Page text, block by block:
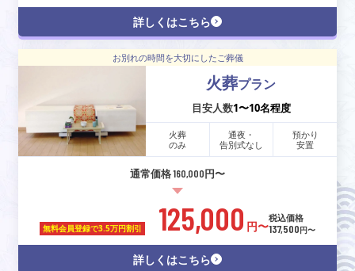
詳しくはこちら
お別れの時間を大切にしたご葬儀
火葬プラン
目安人数1〜10名程度
火葬
のみ
通夜・
告別式なし
預かり
安置
通常価格 160,000円〜
無料会員登録で3.5万円割引 125,000 円〜
税込価格
137,500円〜
詳しくはこちら